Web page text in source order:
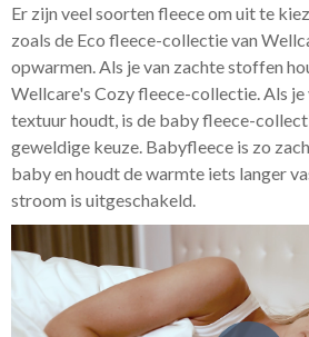
Er zijn veel soorten fleece om uit te
zoals de Eco fleece-collectie van
opwarmen. Als je van zachte stoffen
Wellcare's Cozy fleece-collectie. Als je
textuur houdt, is de baby fleece-
geweldige keuze. Babyfleece is zo
baby en houdt de warmte iets langer
stroom is uitgeschakeld.